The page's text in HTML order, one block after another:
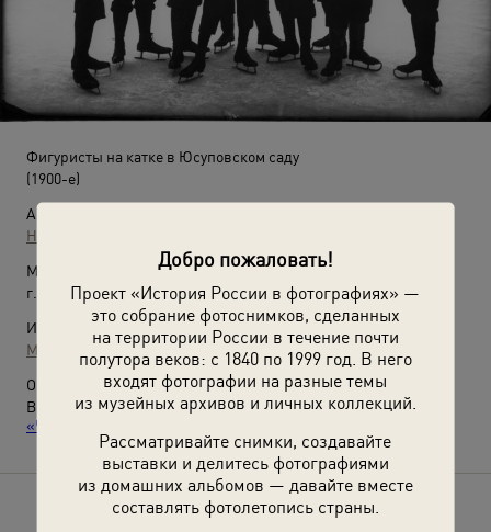
Добро пожаловать!
Проект «История России в фотографиях» —
это собрание фотоснимков, сделанных
на территории России в течение почти
полутора веков: с 1840 по 1999 год. В него
входят фотографии на разные темы
из музейных архивов и личных коллекций.
Рассматривайте снимки, создавайте
выставки и делитесь фотографиями
из домашних альбомов — давайте вместе
составлять фотолетопись страны.
Фигуристы на катке в Юсуповском саду
(1900-е)
Автор:
Неизвестный автор
Место съемки:
г. Санкт-Петербург
Источники:
МАММ / МДФ
О фотографии:
Выставки «На коньках»,«Рождественское настроение»
«Чудеса на льду. Искусство и спорт»
Расскажите друзьям об этом фото